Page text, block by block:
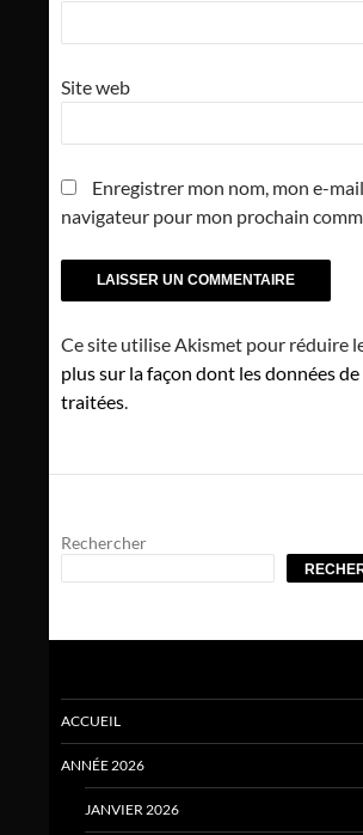
Site web
Enregistrer mon nom, mon e-
navigateur pour mon prochain
Ce site utilise Akismet pour réduire
plus sur la façon dont les données
traitées.
Rechercher
ACCUEIL
ANNÉE 2026
JANVIER 2026